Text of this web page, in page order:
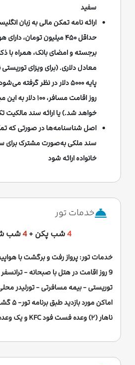
سفید
ارائه نامه تمکن مالی به زبان
حداقل ۴۵۰ میلیون تومان،
برجسته و امضای بانک، همراه با
پایه ۵۰۰۰ دلار در نظر گرفته
روز اقامت مسافر، ۱۰۰
خواهد شد.) یا ارائه سند مالکیت
اصل شناسنامه‌ها در صورتی که
سند ملکی به‌صورت مشترک برای
خانواده ارائه شود
خدمات تور
4شب پکن +4شب
9 روز اقامت در هتل با صبحانه -
توریستی - بیمه مسافرتی - تورلیدر
ناهار (۲) وعده فست فود KFC و یک وعده ناهار ترکی